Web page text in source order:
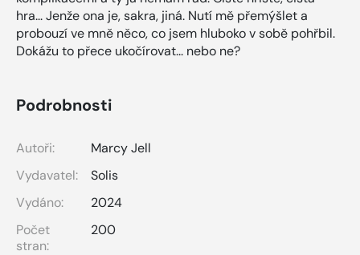
hra... Jenže ona je, sakra, jiná. Nutí mě přemýšlet a
probouzí ve mně něco, co jsem hluboko v sobě pohřbil.
Dokážu to přece ukočírovat... nebo ne?
Podrobnosti
Autoři:
Marcy Jell
Vydavatel:
Solis
Vydáno:
2024
Počet
stran:
200